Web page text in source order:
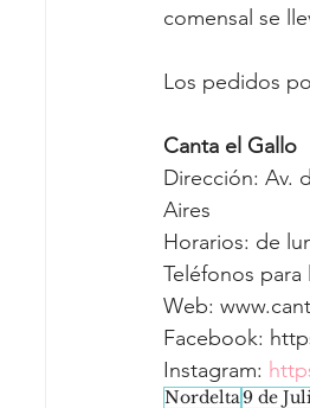
comensal se
Los pedidos
Canta el Gallo
Dirección: Av.
Aires
Horarios: de
Teléfonos para
Web:
Facebook:
Instagram:
Nordelta9 de